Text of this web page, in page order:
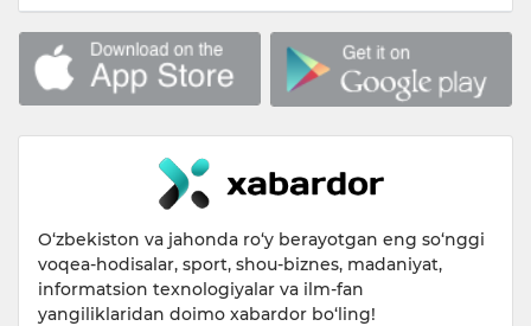
O‘zbekiston va jahonda ro‘y berayotgan eng so‘nggi
voqea-hodisalar, sport, shou-biznes, madaniyat,
informatsion texnologiyalar va ilm-fan
yangiliklaridan doimo xabardor bo‘ling!